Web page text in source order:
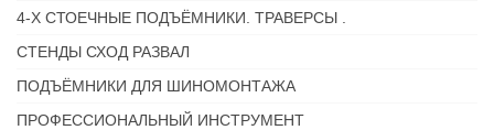
4-Х СТОЕЧНЫЕ ПОДЪЁМНИКИ. ТРАВЕРСЫ .
СТЕНДЫ СХОД РАЗВАЛ
ПОДЪЁМНИКИ ДЛЯ ШИНОМОНТАЖА
ПРОФЕССИОНАЛЬНЫЙ ИНСТРУМЕНТ